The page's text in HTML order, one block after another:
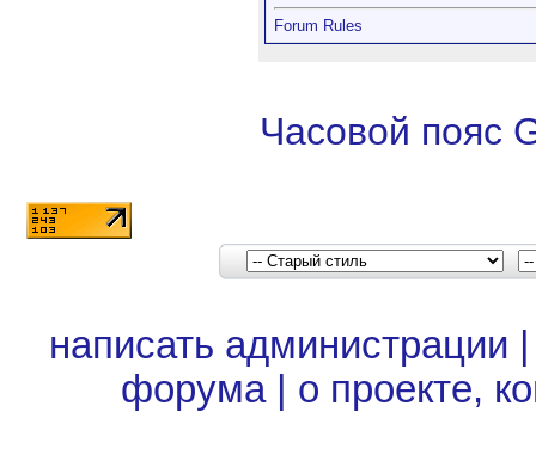
Forum Rules
Часовой пояс
написать администрации
форума| о проекте,